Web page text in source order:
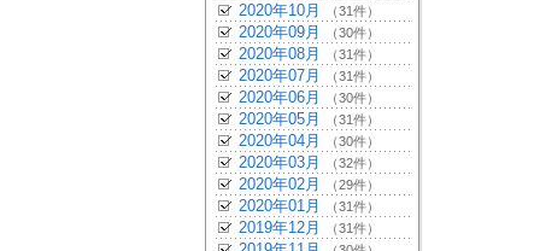
2020年10月 （31件）
2020年09月 （30件）
2020年08月 （31件）
2020年07月 （31件）
2020年06月 （30件）
2020年05月 （31件）
2020年04月 （30件）
2020年03月 （32件）
2020年02月 （29件）
2020年01月 （31件）
2019年12月 （31件）